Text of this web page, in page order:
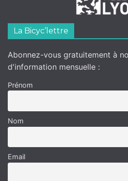
La Bicyc’lettre
Abonnez-vous gratuitement à
d'information mensuelle :
Prénom
Nom
Email